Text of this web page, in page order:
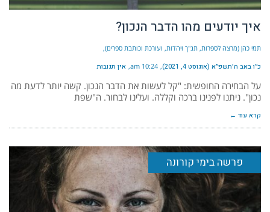
איך יודעים מהו הדבר הנכון?
תמי כהן (מרצה לספרות, תנ"ך ויהדות, ועורכת וכותבת ספרים)
כ״ו באב ה׳תשפ״א (אוגוסט 4, 2021) 10:24 am אין תגובות
על הבחירה החופשית: "קל לעשות את הדבר הנכון. קשה יותר לדעת מה
נכון". ניתנו לפנינו ברכה וקללה. ועלינו לבחור. ה"שפת
קרא עוד ←
פרשה בימי קורונה